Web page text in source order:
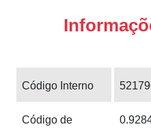
Código Interno
Código de